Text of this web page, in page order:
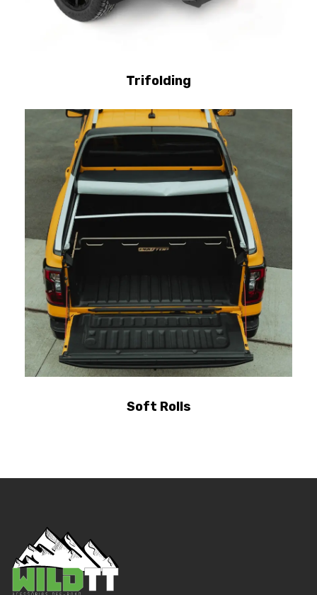
Trifolding
Soft Rolls